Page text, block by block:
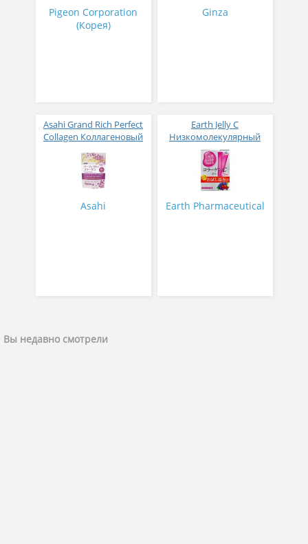
Pigeon Corporation
(Корея)
Ginza
Asahi Grand Rich Perfect
Collagen Коллагеновый
плацентой и
изофлавонами сои 228
гр
Asahi
Earth Jelly C
Низкомолекулярный
рыбный коллаген с
витамином С и 5
активных компонентов
с ягодным вкусом 8 гр
Earth Pharmaceutical
Вы недавно смотрели